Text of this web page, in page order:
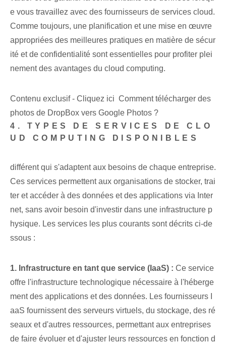
e vous travaillez avec des fournisseurs de services cloud.
Comme toujours, une planification et une mise en œuvre
appropriées des meilleures pratiques en matière de sécur
ité et de confidentialité sont essentielles pour profiter plei
nement des avantages du cloud computing.
Contenu exclusif - Cliquez ici Comment télécharger des
photos de DropBox vers Google Photos ?
4. TYPES DE SERVICES DE CLO
UD COMPUTING DISPONIBLES
différentqui s'adaptent aux besoins de chaque entreprise.
Ces services permettent aux organisations de stocker, trai
ter et accéder à des données et des applications via Inter
net, sans avoir besoin d'investir dans une infrastructure p
hysique. Les services les plus courants sont décrits ci-de
ssous :
1. Infrastructure en tant que service (IaaS) : Ce service
offre l'infrastructure technologique nécessaire à l'héberge
ment des applications et des données. Les fournisseurs I
aaS fournissent des serveurs virtuels, du stockage, des ré
seaux et d'autres ressources, permettant aux entreprises
de faire évoluer et d'ajuster leurs ressources en fonction d